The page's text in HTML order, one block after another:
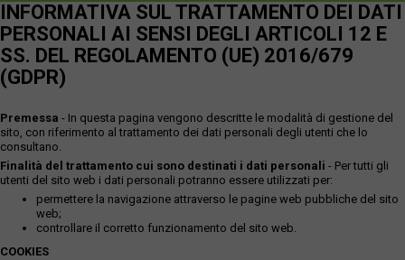
INFORMATIVA SUL TRATTAMENTO DEI DATI
PERSONALI AI SENSI DEGLI ARTICOLI 12 E
SS. DEL REGOLAMENTO (UE) 2016/679
(GDPR)
Premessa - In questa pagina vengono descritte le modalità di gestione del
sito, con riferimento al trattamento dei dati personali degli utenti che lo
consultano.
Finalità del trattamento cui sono destinati i dati personali - Per tutti gli
utenti del sito web i dati personali potranno essere utilizzati per:
permettere la navigazione attraverso le pagine web pubbliche del sito
web;
controllare il corretto funzionamento del sito web.
COOKIES